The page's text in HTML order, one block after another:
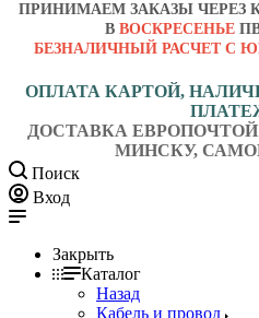
ПРИНИМАЕМ ЗАКАЗЫ ЧЕРЕЗ
В ВОСКРЕСЕНЬЕ
БЕЗНАЛИЧНЫЙ РАСЧЕТ С
ОПЛАТА КАРТОЙ,
ДОСТАВКА
МИНСКУ,
Поиск
Вход
Закрыть
Каталог
Назад
Кабель и провод